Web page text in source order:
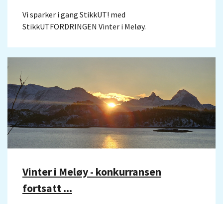
Vi sparker i gang StikkUT! med
StikkUTFORDRINGEN Vinter i Meløy.
Vinter i Meløy - konkurransen
fortsatt ...